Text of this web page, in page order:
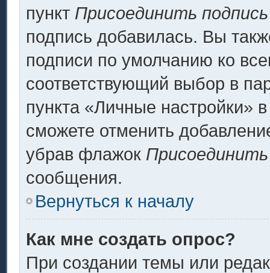
пункт Присоединить подпись
подпись добавилась. Вы
подписи по умолчанию ко
соответствующий выбор в
пункта «Личные настройки»
сможете отменить
убрав флажок
сообщения.
Вернуться к началу
Как мне создать опрос?
При создании темы или